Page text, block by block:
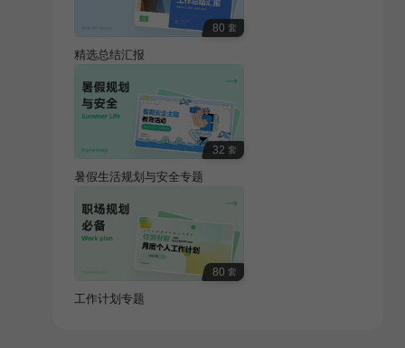
80 套
精选总结汇报
32 套
暑假生活规划与安全专题
80 套
工作计划专题